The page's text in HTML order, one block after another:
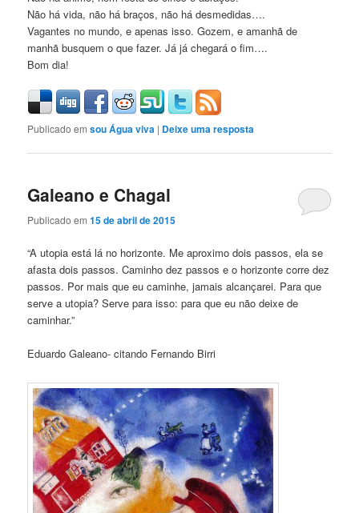
Não há vida, não há braços, não há desmedidas….
Vagantes no mundo, e apenas isso. Gozem, e amanhã de
manhã busquem o que fazer. Já já chegará o fim….
Bom dia!
Publicado em sou Água viva | Deixe uma resposta
Galeano e Chagal
Publicado em15 de abril de 2015
“A utopia está lá no horizonte. Me aproximo dois passos, ela se
afasta dois passos. Caminho dez passos e o horizonte corre dez
passos. Por mais que eu caminhe, jamais alcançarei. Para que
serve a utopia? Serve para isso: para que eu não deixe de
caminhar.”
Eduardo Galeano- citando Fernando Birri